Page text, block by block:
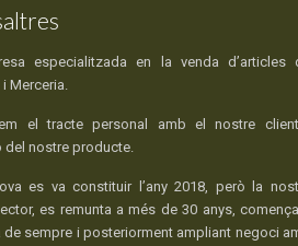
especialitzada en la venda d’articles
i Merceria.
el tracte personal amb el nostre
del nostre producte.
es va constituir l’any 2018, però la
es remunta a més de 30 anys,
de sempre i posteriorment ampliant negoci